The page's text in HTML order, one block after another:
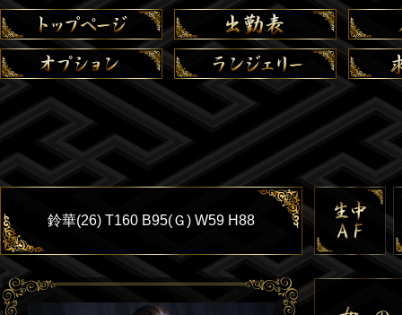
鈴華(26) T160 B95(Ｇ) W59 H88